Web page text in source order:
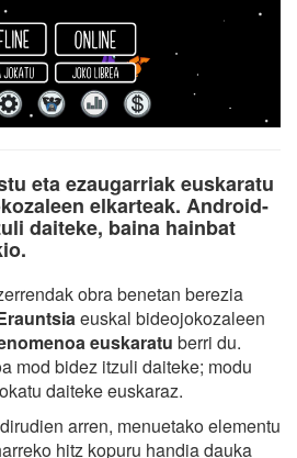
eta ezaugarriak euskaratu
elkarteak. Android-
daiteke, baina hainbat
obra benetan berezia
euskal bideojokozaleen
euskaratu berri du.
mod bidez itzuli daiteke; modu
daiteke euskaraz.
arren, menuetako elementu
hitz kopuru handia dauka